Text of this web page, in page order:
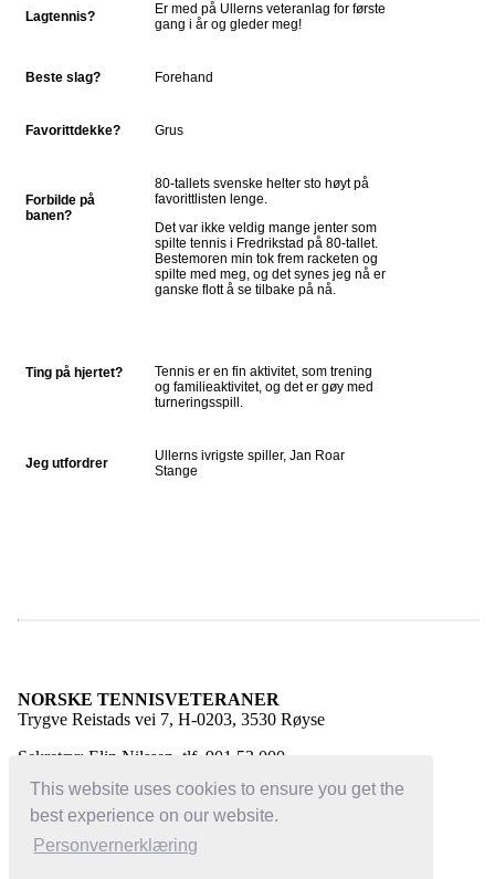
This website uses cookies to ensure you get the
best experience on our website.
Personvernerklæring
Lagtennis?
Er med på Ullerns veteranlag for første
gang i år og gleder meg!
Beste slag? Forehand
Favorittdekke? Grus
Forbilde på
banen?
80-tallets svenske helter sto høyt på
favorittlisten lenge.
Det var ikke veldig mange jenter som
spilte tennis i Fredrikstad på 80-tallet.
Bestemoren min tok frem racketen og
spilte med meg, og det synes jeg nå er
ganske flott å se tilbake på nå.
Ting på hjertet?
Tennis er en fin aktivitet, som trening
og familieaktivitet, og det er gøy med
turneringsspill.
Jeg utfordrer
Ullerns ivrigste spiller, Jan Roar
Stange
NORSKE TENNISVETERANER
Trygve Reistads vei 7, H-0203, 3530 Røyse
Sekretær: Elin Nilssen, tlf. 901 53 000